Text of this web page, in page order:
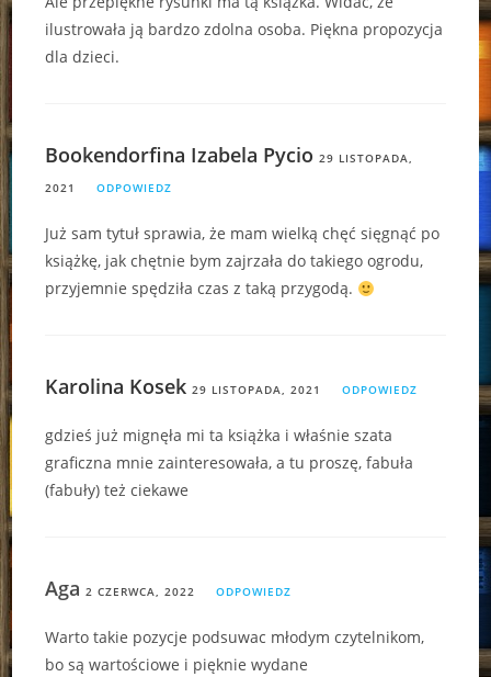
ilustrowała ją bardzo zdolna osoba. Piękna propozycja
dla dzieci.
Bookendorfina Izabela Pycio 29 LISTOPADA,
2021
ODPOWIEDZ
Już sam tytuł sprawia, że mam wielką chęć sięgnąć po
książkę, jak chętnie bym zajrzała do takiego ogrodu,
przyjemnie spędziła czas z taką przygodą.
Karolina Kosek 29 LISTOPADA, 2021 ODPOWIEDZ
gdzieś już mignęła mi ta książka i właśnie szata
graficzna mnie zainteresowała, a tu proszę, fabuła
(fabuły) też ciekawe
Aga2 CZERWCA, 2022 ODPOWIEDZ
Warto takie pozycje podsuwac młodym czytelnikom,
bo są wartościowe i pięknie wydane